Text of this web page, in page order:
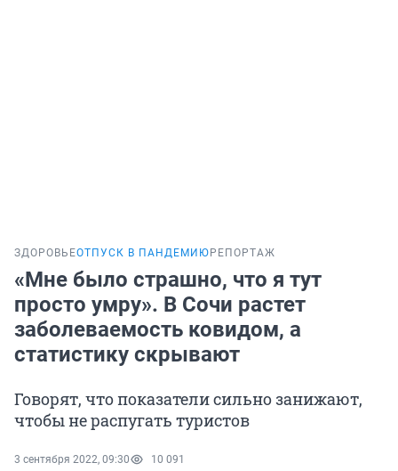
ЗДОРОВЬЕОТПУСК В ПАНДЕМИЮ РЕПОРТАЖ
«Мне было страшно, что я тут
просто умру». В Сочи растет
заболеваемость ковидом, а
статистику скрывают
Говорят, что показатели сильно занижают,
чтобы не распугать туристов
3 сентября 2022, 09:30 10 091